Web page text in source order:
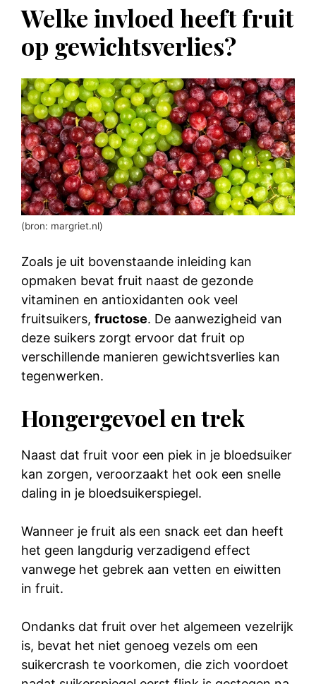
Welke invloed heeft fruit
op gewichtsverlies?
(bron: margriet.nl)
Zoals je uit bovenstaande inleiding kan
opmaken bevat fruit naast de gezonde
vitaminen en antioxidanten ook veel
fruitsuikers, fructose. De aanwezigheid van
deze suikers zorgt ervoor dat fruit op
verschillende manieren gewichtsverlies kan
tegenwerken.
Hongergevoel en trek
Naast dat fruit voor een piek in je bloedsuiker
kan zorgen, veroorzaakt het ook een snelle
daling in je bloedsuikerspiegel.
Wanneer je fruit als een snack eet dan heeft
het geen langdurig verzadigend effect
vanwege het gebrek aan vetten en eiwitten
in fruit.
Ondanks dat fruit over het algemeen vezelrijk
is, bevat het niet genoeg vezels om een
suikercrash te voorkomen, die zich voordoet